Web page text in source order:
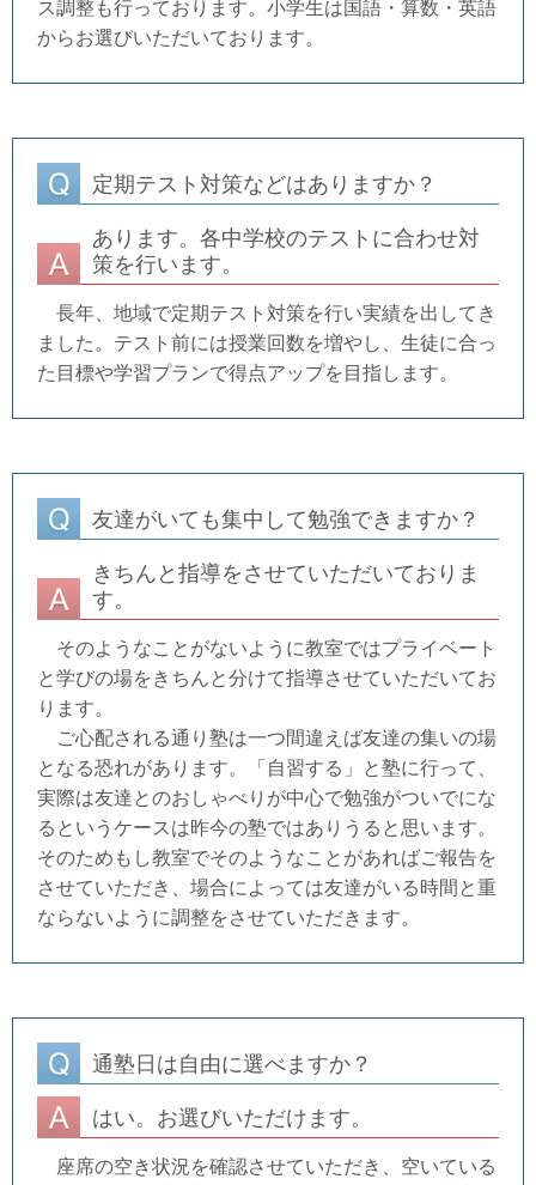
ス調整も行っております。小学生は国語・算数・英語
からお選びいただいております。
定期テスト対策などはありますか？
あります。各中学校のテストに合わせ対
策を行います。
長年、地域で定期テスト対策を行い実績を出してき
ました。テスト前には授業回数を増やし、生徒に合っ
た目標や学習プランで得点アップを目指します。
友達がいても集中して勉強できますか？
きちんと指導をさせていただいておりま
す。
そのようなことがないように教室ではプライベート
と学びの場をきちんと分けて指導させていただいてお
ります。
ご心配される通り塾は一つ間違えば友達の集いの場
となる恐れがあります。「自習する」と塾に行って、
実際は友達とのおしゃべりが中心で勉強がついでにな
るというケースは昨今の塾ではありうると思います。
そのためもし教室でそのようなことがあればご報告を
させていただき、場合によっては友達がいる時間と重
ならないように調整をさせていただきます。
通塾日は自由に選べますか？
はい。お選びいただけます。
座席の空き状況を確認させていただき、空いている